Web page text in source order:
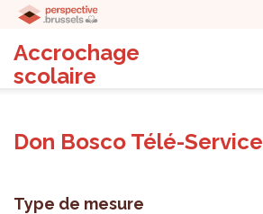
Accrochage
scolaire
Don Bosco Télé-Service
Type de mesure